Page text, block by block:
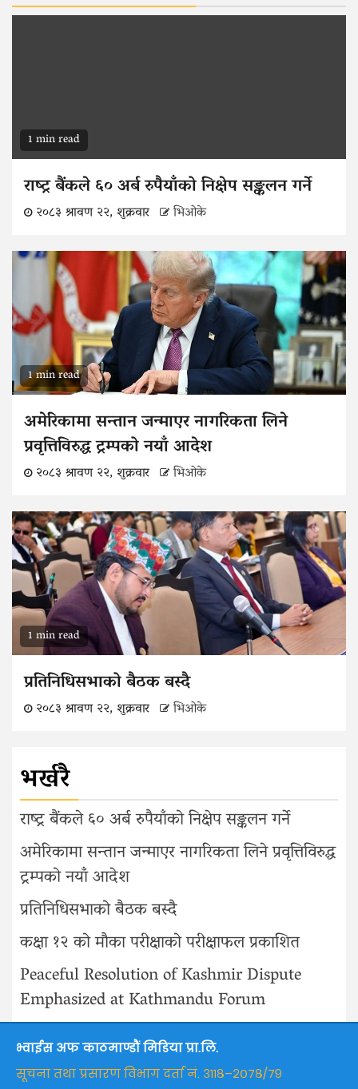
1 min read
राष्ट्र बैंकले ६० अर्ब रुपैयाँको निक्षेप सङ्कलन गर्ने
२०८३ श्रावण २२, शुक्रवार भिओके
1 min read
अमेरिकामा सन्तान जन्माएर नागरिकता लिने
प्रवृत्तिविरुद्ध ट्रम्पको नयाँ आदेश
२०८३ श्रावण २२, शुक्रवार भिओके
1 min read
प्रतिनिधिसभाको बैठक बस्दै
२०८३ श्रावण २२, शुक्रवार भिओके
भर्खरै
राष्ट्र बैंकले ६० अर्ब रुपैयाँको निक्षेप सङ्कलन गर्ने
अमेरिकामा सन्तान जन्माएर नागरिकता लिने प्रवृत्तिविरुद्ध
ट्रम्पको नयाँ आदेश
प्रतिनिधिसभाको बैठक बस्दै
कक्षा १२ को मौका परीक्षाको परीक्षाफल प्रकाशित
Peaceful Resolution of Kashmir Dispute
Emphasized at Kathmandu Forum
भ्वाईस अफ काठमाण्डौं मिडिया प्रा.लि.
सूचना तथा प्रसारण विभाग दर्ता नं. ३११८–२०७८/७९